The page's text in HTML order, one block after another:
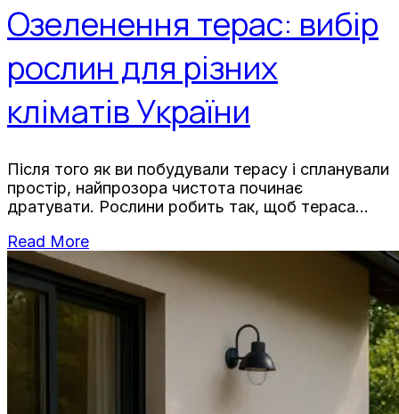
Озеленення терас: вибір
рослин для різних
кліматів України
Після того як ви побудували терасу і спланували
простір, найпрозора чистота починає
дратувати. Рослини робить так, щоб тераса
рослин для вашого регіону — це не
Read More